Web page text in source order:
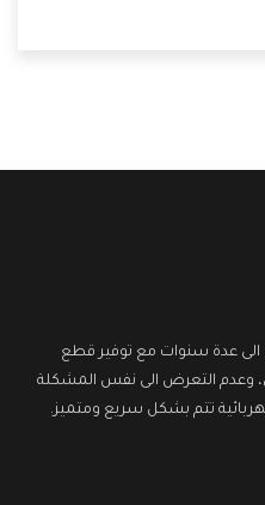
التى تسهل على
الى عدة سنوات مع توفير قطع
وعدم التعرض الى نفس المشكلة
تتم بشكل سريع ومتميز.